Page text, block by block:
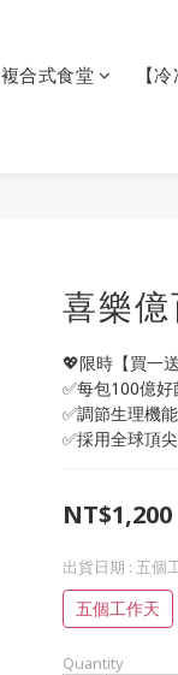
複合式食堂 【
喜樂
💖限時【買一送
✅每包100億好
✅調節生理機
✅採用全球頂
NT$1,200
出貨日期 : 五個
五個工作天
Quantity